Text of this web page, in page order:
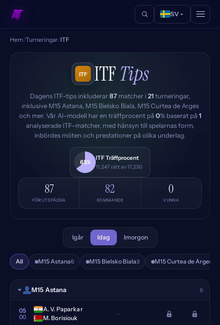
SV
Hem/Turneringar/ITF
ITFTips
Dagens ITF-tips inkluderar87 matcher i 21turneringar,
inklusive M15 Astana, M15 Bielsko Biala, M15 Curtea de Arges
och mer. Vår AI-modell har en träffprocent på 0% baserat på 1
analyserade ITF-matcher, med hänsyn till spelarnas form,
inbördes möten och prestationer på olika underlag.
65%
ITF Träffprocent
11,247 rätt av 17,230
87
FÖRUTSPÅDDA
82
KOMMANDE
0
VUNNA
Igår Idag Imorgon
All M15 Astana6 M15 Bielsko Biala3 M15 Curtea de Arges
M15 Astana 6
05
00
A. V. Paparkar
M. Borisiouk
–